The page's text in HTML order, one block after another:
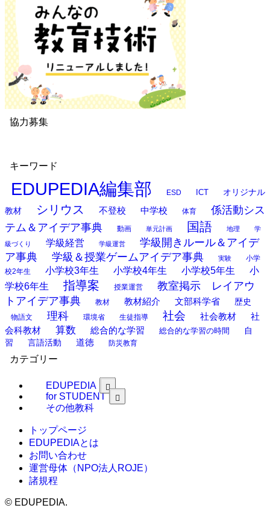
協力募集
キーワード
EDUPEDIA編集部 ESD ICT
オリジナル
教材
シリウス 不登校 中学校 体育
係活動シス
テム＆アイデア事典
動画 単元計画 国語 地理 学
級づくり 学級経営 学級運営
学級開きルール＆アイデ
ア事典
学級＆授業ゲームアイデア事典 実験
小学
校2年生
小学校3年生 小学校4年生 小学校5年生
小
学校6年生
指導案 授業運営
教室掲示 レイアウ
トアイデア事典
教材 教材紹介 文部科学省 歴史
物語文 理科 環境省 生徒指導 社会 社会教材
社
会科教材
算数 総合的な学習 総合的な学習の時間
自
習
言語活動 道徳 防災教育
カテゴリー
EDUPEDIA
for STUDENT
その他教科
トップページ
EDUPEDIAとは
お問い合わせ
運営母体（NPO法人ROJE）
諸規程
© EDUPEDIA.